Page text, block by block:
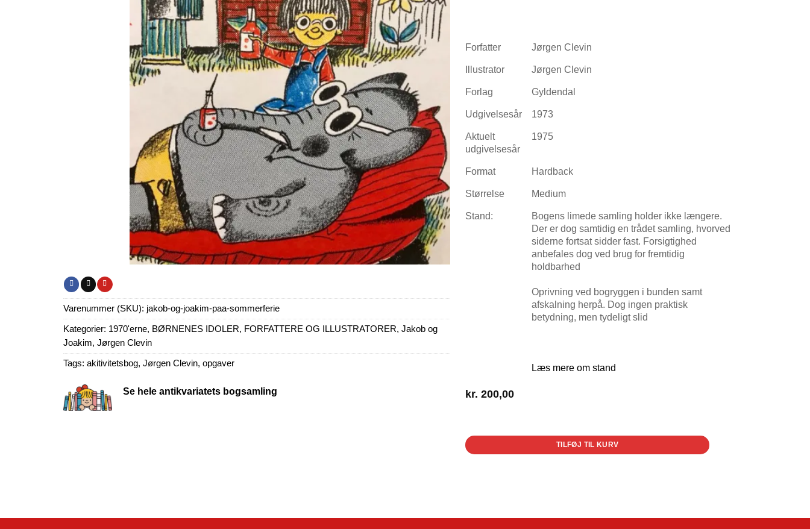
Varenummer (SKU): jakob-og-joakim-paa-sommerferie
Kategorier: 1970'erne, BØRNENES IDOLER, FORFATTERE OG ILLUSTRATORER, Jakob og
Joakim, Jørgen Clevin
Tags: akitivitetsbog, Jørgen Clevin, opgaver
Se hele antikvariatets bogsamling
Forfatter Jørgen Clevin
Illustrator Jørgen Clevin
Forlag Gyldendal
Udgivelsesår 1973
Aktuelt
udgivelsesår
1975
Format Hardback
Størrelse Medium
Stand:
Bogens limede samling holder ikke længere.
Der er dog samtidig en trådet samling, hvorved
siderne fortsat sidder fast. Forsigtighed
anbefales dog ved brug for fremtidig
holdbarhed
Oprivning ved bogryggen i bunden samt
afskalning herpå. Dog ingen praktisk
betydning, men tydeligt slid
Læs mere om stand
kr. 200,00
TILFØJ TIL KURV